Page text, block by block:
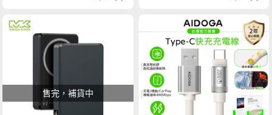
售完，補貨中